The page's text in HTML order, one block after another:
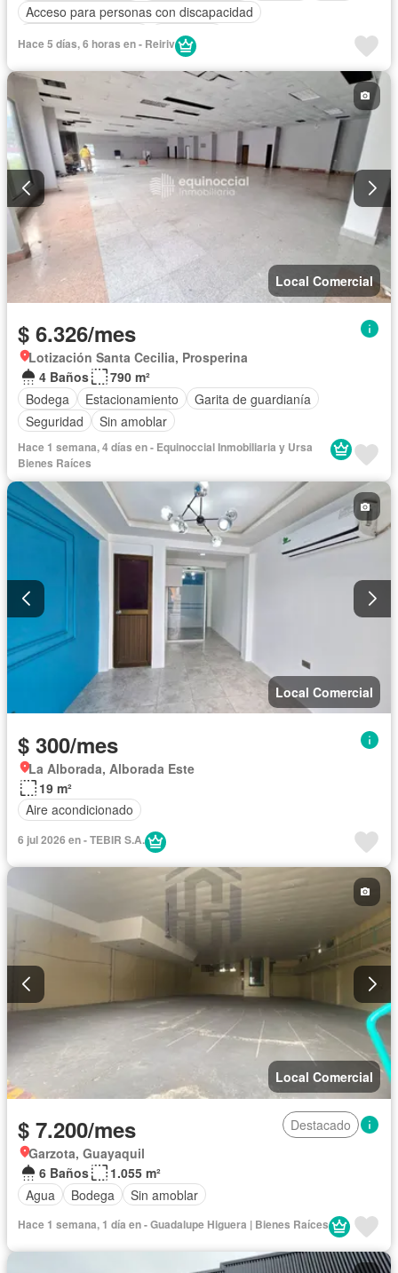
Acceso para personas con discapacidad
Seguridad
Hace 5 días, 6 horas en - Reiriv
Local Comercial
$ 6.326/mes
Lotización Santa Cecilia, Prosperina
4 Baños
790 m²
Bodega
Estacionamiento
Garita de guardianía
Seguridad
Sin amoblar
Hace 1 semana, 4 días en - Equinoccial Inmobiliaria y Ursa
Bienes Raíces
Local Comercial
$ 300/mes
La Alborada, Alborada Este
19 m²
Aire acondicionado
6 jul 2026 en - TEBIR S.A.
Local Comercial
$ 7.200/mes
Destacado
Garzota, Guayaquil
6 Baños
1.055 m²
Agua
Bodega Sin amoblar
Hace 1 semana, 1 día en - Guadalupe Higuera | Bienes Raíces